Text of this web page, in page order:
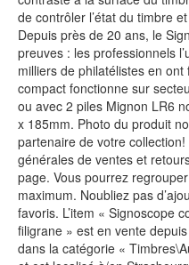
de contrôler l’état du timbre
Depuis près de 20 ans, le
preuves : les professionnels
milliers de philatélistes en ont
compact fonctionne sur
ou avec 2 piles Mignon LR6
x 185mm. Photo du produit
partenaire de votre
générales de ventes et
page. Vous pourrez
maximum. Noubliez pas
favoris. L’item « Signoscope
filigrane » est en vente
dans la catégorie «